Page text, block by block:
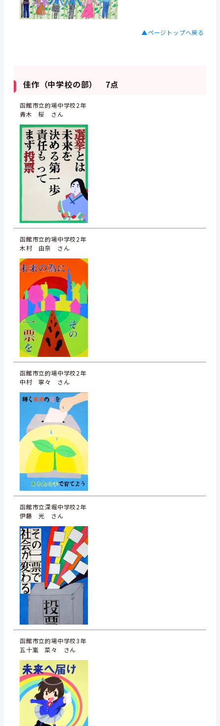
▲ページトップへ戻る
佳作（中学校の部） 7点
函館市立的場中学校2年
青木 桜 さん
函館市立的場中学校2年
木村 由奈 さん
函館市立的場中学校2年
中村 寧々 さん
函館市立深堀中学校2年
伊藤 光 さん
函館市立的場中学校3年
五十嵐 菜々 さん